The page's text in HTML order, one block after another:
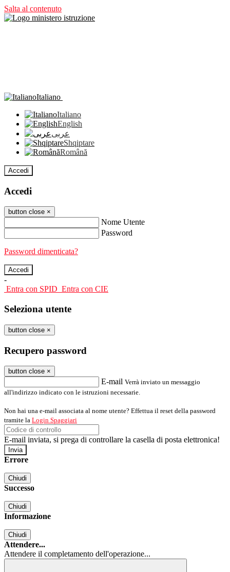
Salta al contenuto
Italiano
Italiano
English
عربى
Shqiptare
Română
Accedi
Accedi
button close ×
Nome Utente
Password
Password dimenticata?
-
Entra con SPID Entra con CIE
Seleziona utente
button close ×
Recupero password
button close ×
E-mail Verrà inviato un messaggio
all'indirizzo indicato con le istruzioni necessarie.
Non hai una e-mail associata al nome utente? Effettua il reset della password
tramite la Login Spaggiari
E-mail inviata, si prega di controllare la casella di posta elettronica!
Errore
Chiudi
Successo
Chiudi
Informazione
Chiudi
Attendere...
Attendere il completamento dell'operazione...